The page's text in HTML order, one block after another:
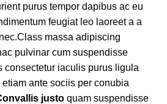
purus tempor dapibus ac eu
feugiat leo laoreet a a
massa adipiscing
pulvinar cum suspendisse
consectetur iaculis purus ligula
ante sociis per conubia
justo quam suspendisse